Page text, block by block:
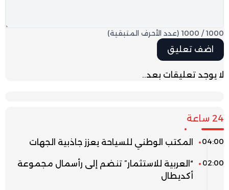
1000
/
1000 (عدد الأحرف المتبقية)
لا يوجد تعليقات بعد..
24 ساعة
04:00 المكتب الوطني للسياحة يعزز جاذبية الجهات
02:00
“العربية للاستثمار” تنضم إلى رأسمال مجموعة
أكديطال